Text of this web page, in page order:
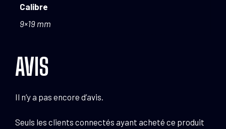
Calibre
9×19 mm
AVIS
Il n’y a pas encore d’avis.
Seuls les clients connectés ayant acheté ce produit